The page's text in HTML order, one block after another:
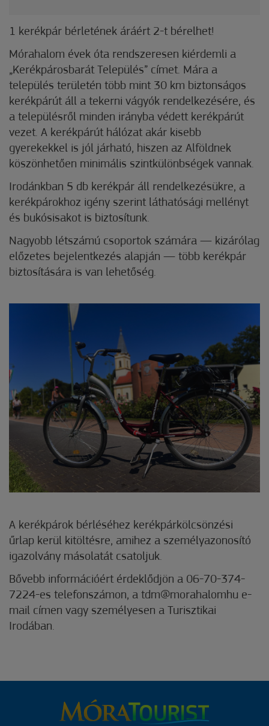
1 kerékpár bérletének áráért 2-t bérelhet!
Mórahalom évek óta rendszeresen kiérdemli a
„Kerékpárosbarát Település” címet. Mára a
település területén több mint 30 km biztonságos
kerékpárút áll a tekerni vágyók rendelkezésére, és
a településről minden irányba védett kerékpárút
vezet. A kerékpárút hálózat akár kisebb
gyerekekkel is jól járható, hiszen az Alföldnek
köszönhetően minimális szintkülönbségek vannak.
Irodánkban 5 db kerékpár áll rendelkezésükre, a
kerékpárokhoz igény szerint láthatósági mellényt
és bukósisakot is biztosítunk.
Nagyobb létszámú csoportok számára — kizárólag
előzetes bejelentkezés alapján — több kerékpár
biztosítására is van lehetőség.
A kerékpárok bérléséhez kerékpárkölcsönzési
űrlap kerül kitöltésre, amihez a személyazonosító
igazolvány másolatát csatoljuk.
Bővebb információért érdeklődjön a 06-70-374-
7224-es telefonszámon, a tdm@morahalomhu e-
mail címen vagy személyesen a Turisztikai
Irodában.